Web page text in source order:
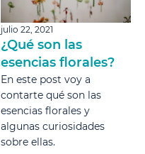
julio 22, 2021
¿Qué son las
esencias florales?
En este post voy a
contarte qué son las
esencias florales y
algunas curiosidades
sobre ellas.